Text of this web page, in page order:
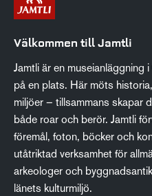
Välkommen till Jamtli
Jamtli är en museianläggning
på en plats. Här möts
miljöer – tillsammans skapar
både roar och berör. Jamtli
föremål, foton, böcker och
utåtriktad verksamhet för
arkeologer och
länets kulturmiljö.